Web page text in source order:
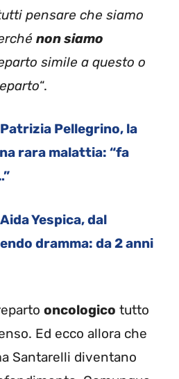
pensare che siamo
non siamo
simile a questo o
“.
Patrizia Pellegrino, la
rara malattia: “fa
Aida Yespica, dal
dramma: da 2 anni
oncologico tutto
Ed ecco allora che
Santarelli diventano